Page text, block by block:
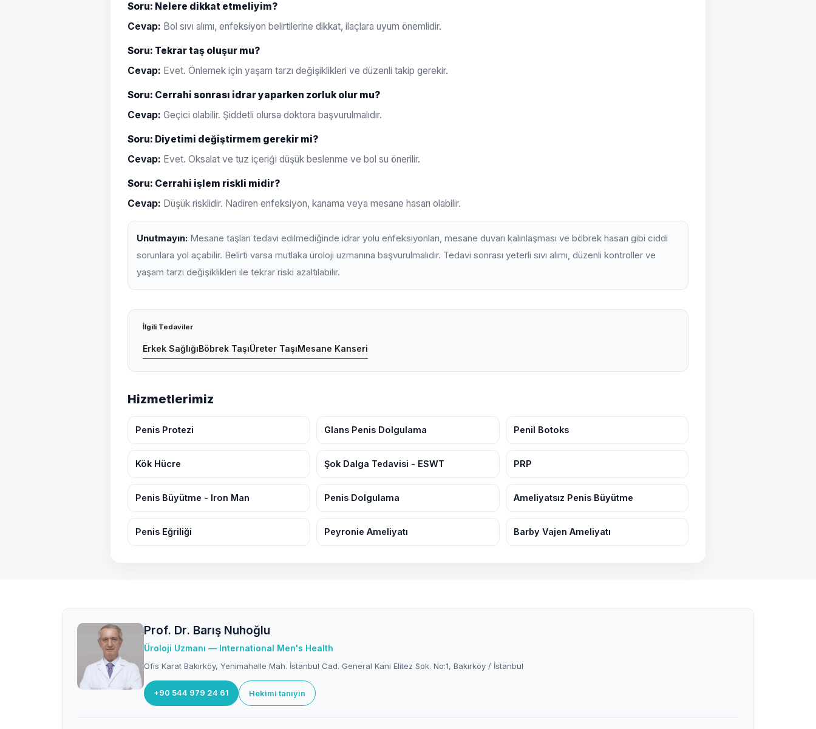
Soru: Nelere dikkat etmeliyim?
Cevap: Bol sıvı alımı, enfeksiyon belirtilerine dikkat, ilaçlara uyum önemlidir.
Soru: Tekrar taş oluşur mu?
Cevap: Evet. Önlemek için yaşam tarzı değişiklikleri ve düzenli takip gerekir.
Soru: Cerrahi sonrası idrar yaparken zorluk olur mu?
Cevap: Geçici olabilir. Şiddetli olursa doktora başvurulmalıdır.
Soru: Diyetimi değiştirmem gerekir mi?
Cevap: Evet. Oksalat ve tuz içeriği düşük beslenme ve bol su önerilir.
Soru: Cerrahi işlem riskli midir?
Cevap: Düşük risklidir. Nadiren enfeksiyon, kanama veya mesane hasarı olabilir.
Unutmayın: Mesane taşları tedavi edilmediğinde idrar yolu enfeksiyonları, mesane duvarı kalınlaşması ve böbrek hasarı gibi ciddi
sorunlara yol açabilir. Belirti varsa mutlaka üroloji uzmanına başvurulmalıdır. Tedavi sonrası yeterli sıvı alımı, düzenli kontroller ve
yaşam tarzı değişiklikleri ile tekrar riski azaltılabilir.
İlgili Tedaviler
Erkek SağlığıBöbrek TaşıÜreter TaşıMesane Kanseri
Hizmetlerimiz
Penis Protezi Glans Penis Dolgulama Penil Botoks
Kök Hücre Şok Dalga Tedavisi - ESWT PRP
Penis Büyütme - Iron Man Penis Dolgulama Ameliyatsız Penis Büyütme
Penis Eğriliği Peyronie Ameliyatı Barby Vajen Ameliyatı
Prof. Dr. Barış Nuhoğlu
Üroloji Uzmanı — International Men's Health
Ofis Karat Bakırköy, Yenimahalle Mah. İstanbul Cad. General Kani Elitez Sok. No:1, Bakırköy / İstanbul
+90 544 979 24 61 Hekimi tanıyın